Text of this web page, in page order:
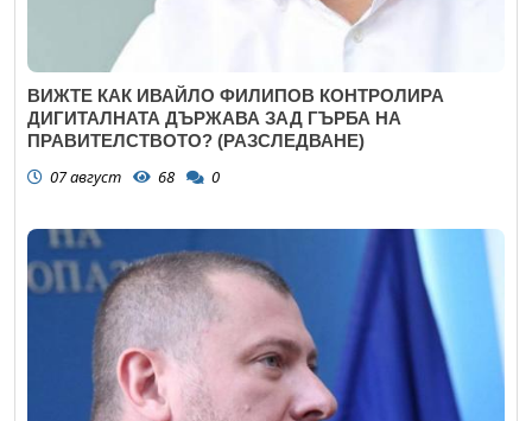
ВИЖТЕ КАК ИВАЙЛО ФИЛИПОВ КОНТРОЛИРА
ДИГИТАЛНАТА ДЪРЖАВА ЗАД ГЪРБА НА
ПРАВИТЕЛСТВОТО? (РАЗСЛЕДВАНЕ)
07 август 68 0